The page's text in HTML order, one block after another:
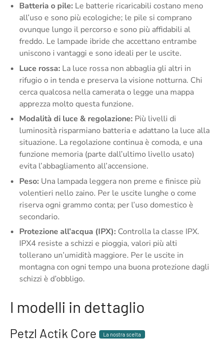
Batteria o pile: Le batterie ricaricabili costano meno
all’uso e sono più ecologiche; le pile si comprano
ovunque lungo il percorso e sono più affidabili al
freddo. Le lampade ibride che accettano entrambe
uniscono i vantaggi e sono ideali per le uscite.
Luce rossa: La luce rossa non abbaglia gli altri in
rifugio o in tenda e preserva la visione notturna. Chi
cerca qualcosa nella camerata o legge una mappa
apprezza molto questa funzione.
Modalità di luce & regolazione: Più livelli di
luminosità risparmiano batteria e adattano la luce alla
situazione. La regolazione continua è comoda, e una
funzione memoria (parte dall’ultimo livello usato)
evita l’abbagliamento all’accensione.
Peso: Una lampada leggera non preme e finisce più
volentieri nello zaino. Per le uscite lunghe o come
riserva ogni grammo conta; per l’uso domestico è
secondario.
Protezione all’acqua (IPX): Controlla la classe IPX.
IPX4 resiste a schizzi e pioggia, valori più alti
tollerano un’umidità maggiore. Per le uscite in
montagna con ogni tempo una buona protezione dagli
schizzi è d’obbligo.
I modelli in dettaglio
Petzl Actik Core La nostra scelta